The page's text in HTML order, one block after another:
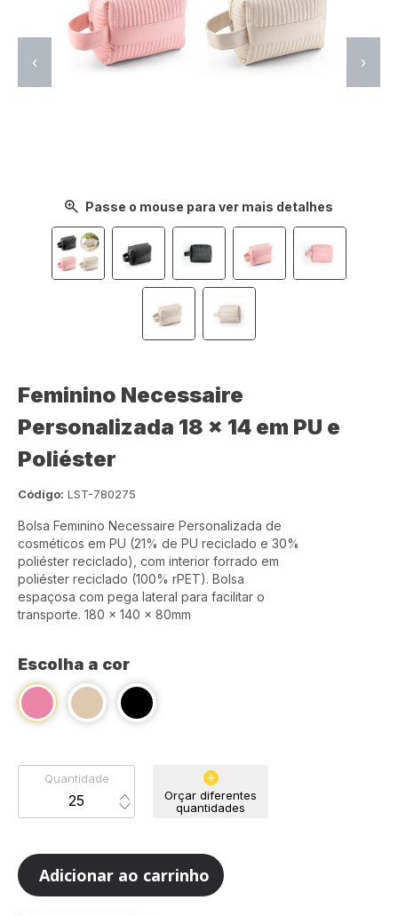
Passe o mouse para ver mais detalhes
‹ ›
Feminino Necessaire
Personalizada 18 x 14 em PU e
Poliéster
Código: LST-780275
Bolsa Feminino Necessaire Personalizada de
cosméticos em PU (21% de PU reciclado e 30%
poliéster reciclado), com interior forrado em
poliéster reciclado (100% rPET). Bolsa
espaçosa com pega lateral para facilitar o
transporte. 180 x 140 x 80mm
Escolha a cor
Quantidade
Orçar diferentes
quantidades
Adicionar ao carrinho